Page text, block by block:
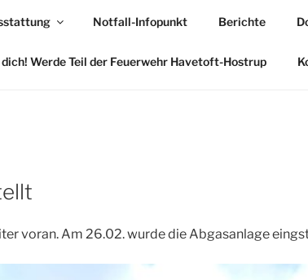
Notfall-Infopunkt Berichte
Werde Teil der Feuerwehr Havetoft-Hostrup
voran. Am 26.02. wurde die Abgasanlage